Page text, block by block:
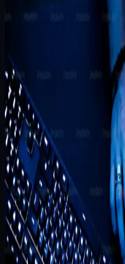
Bisnis Harus Pindah
Spreadsheet sering
naik, orang yang
harus dibaca lebih cepat
Disusun oleh
Tim Pytagotech
Metodologi panduan
Disusun dari pola
spreadsheet, dan
paling sering muncul saat
Cara memakainya
Jadikan wawasan ini
estimasi ruang lingkup